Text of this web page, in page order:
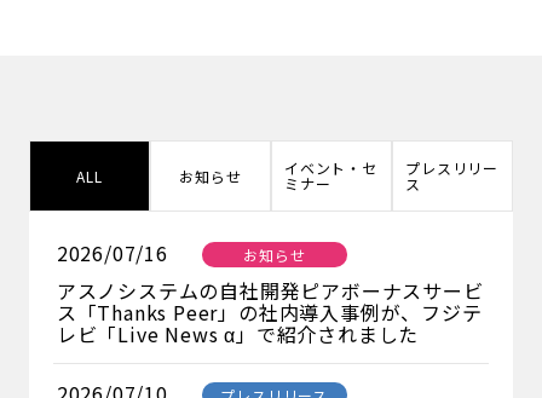
ALL お知らせ イベント・セ
ミナー
プレスリリー
ス
2026/07/16 お知らせ
アスノシステムの自社開発ピアボーナスサービ
ス「Thanks Peer」の社内導入事例が、フジテ
レビ「Live News α」で紹介されました